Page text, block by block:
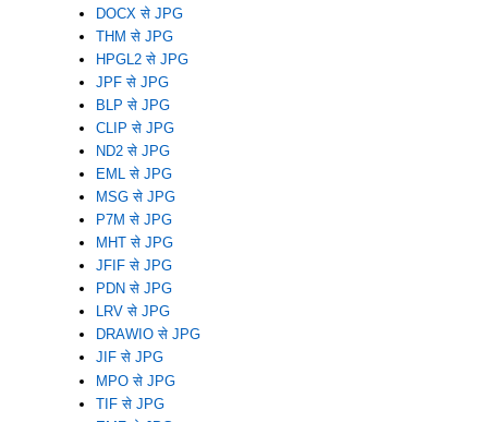
DOCX से JPG
THM से JPG
HPGL2 से JPG
JPF से JPG
BLP से JPG
CLIP से JPG
ND2 से JPG
EML से JPG
MSG से JPG
P7M से JPG
MHT से JPG
JFIF से JPG
PDN से JPG
LRV से JPG
DRAWIO से JPG
JIF से JPG
MPO से JPG
TIF से JPG